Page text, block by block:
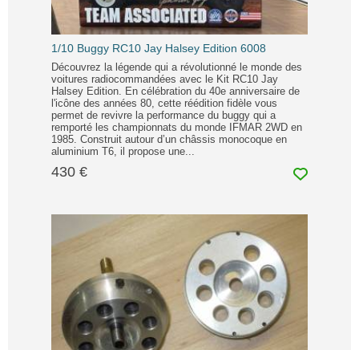
1/10 Buggy RC10 Jay Halsey Edition 6008
Découvrez la légende qui a révolutionné le monde des
voitures radiocommandées avec le Kit RC10 Jay
Halsey Edition. En célébration du 40e anniversaire de
l'icône des années 80, cette réédition fidèle vous
permet de revivre la performance du buggy qui a
remporté les championnats du monde IFMAR 2WD en
1985. Construit autour d’un châssis monocoque en
aluminium T6, il propose une...
430 €